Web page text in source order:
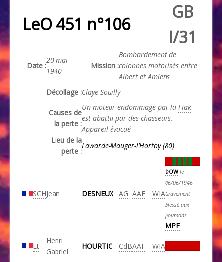
LeO 451 n°106
GB
I/31
Date :
20 mai
1940
Mission :
Bombardement de
colonnes motorisés entre
Albert et Amiens
Décollage :Claye-Souilly
Causes de
la perte :
Un moteur endommagé par la Flak
est abattu par des chasseurs.
Appareil évacué
Lieu de la
perte :
Lawarde-Mauger-l’Hortoy (80)
SCHJean DESNEUX AG AAF WIA
DOW le
06/06/1946
Gravement
blessé aux
poumons
MPF
Lt
Henri
Gabriel
HOURTIC CdBAAF WIA